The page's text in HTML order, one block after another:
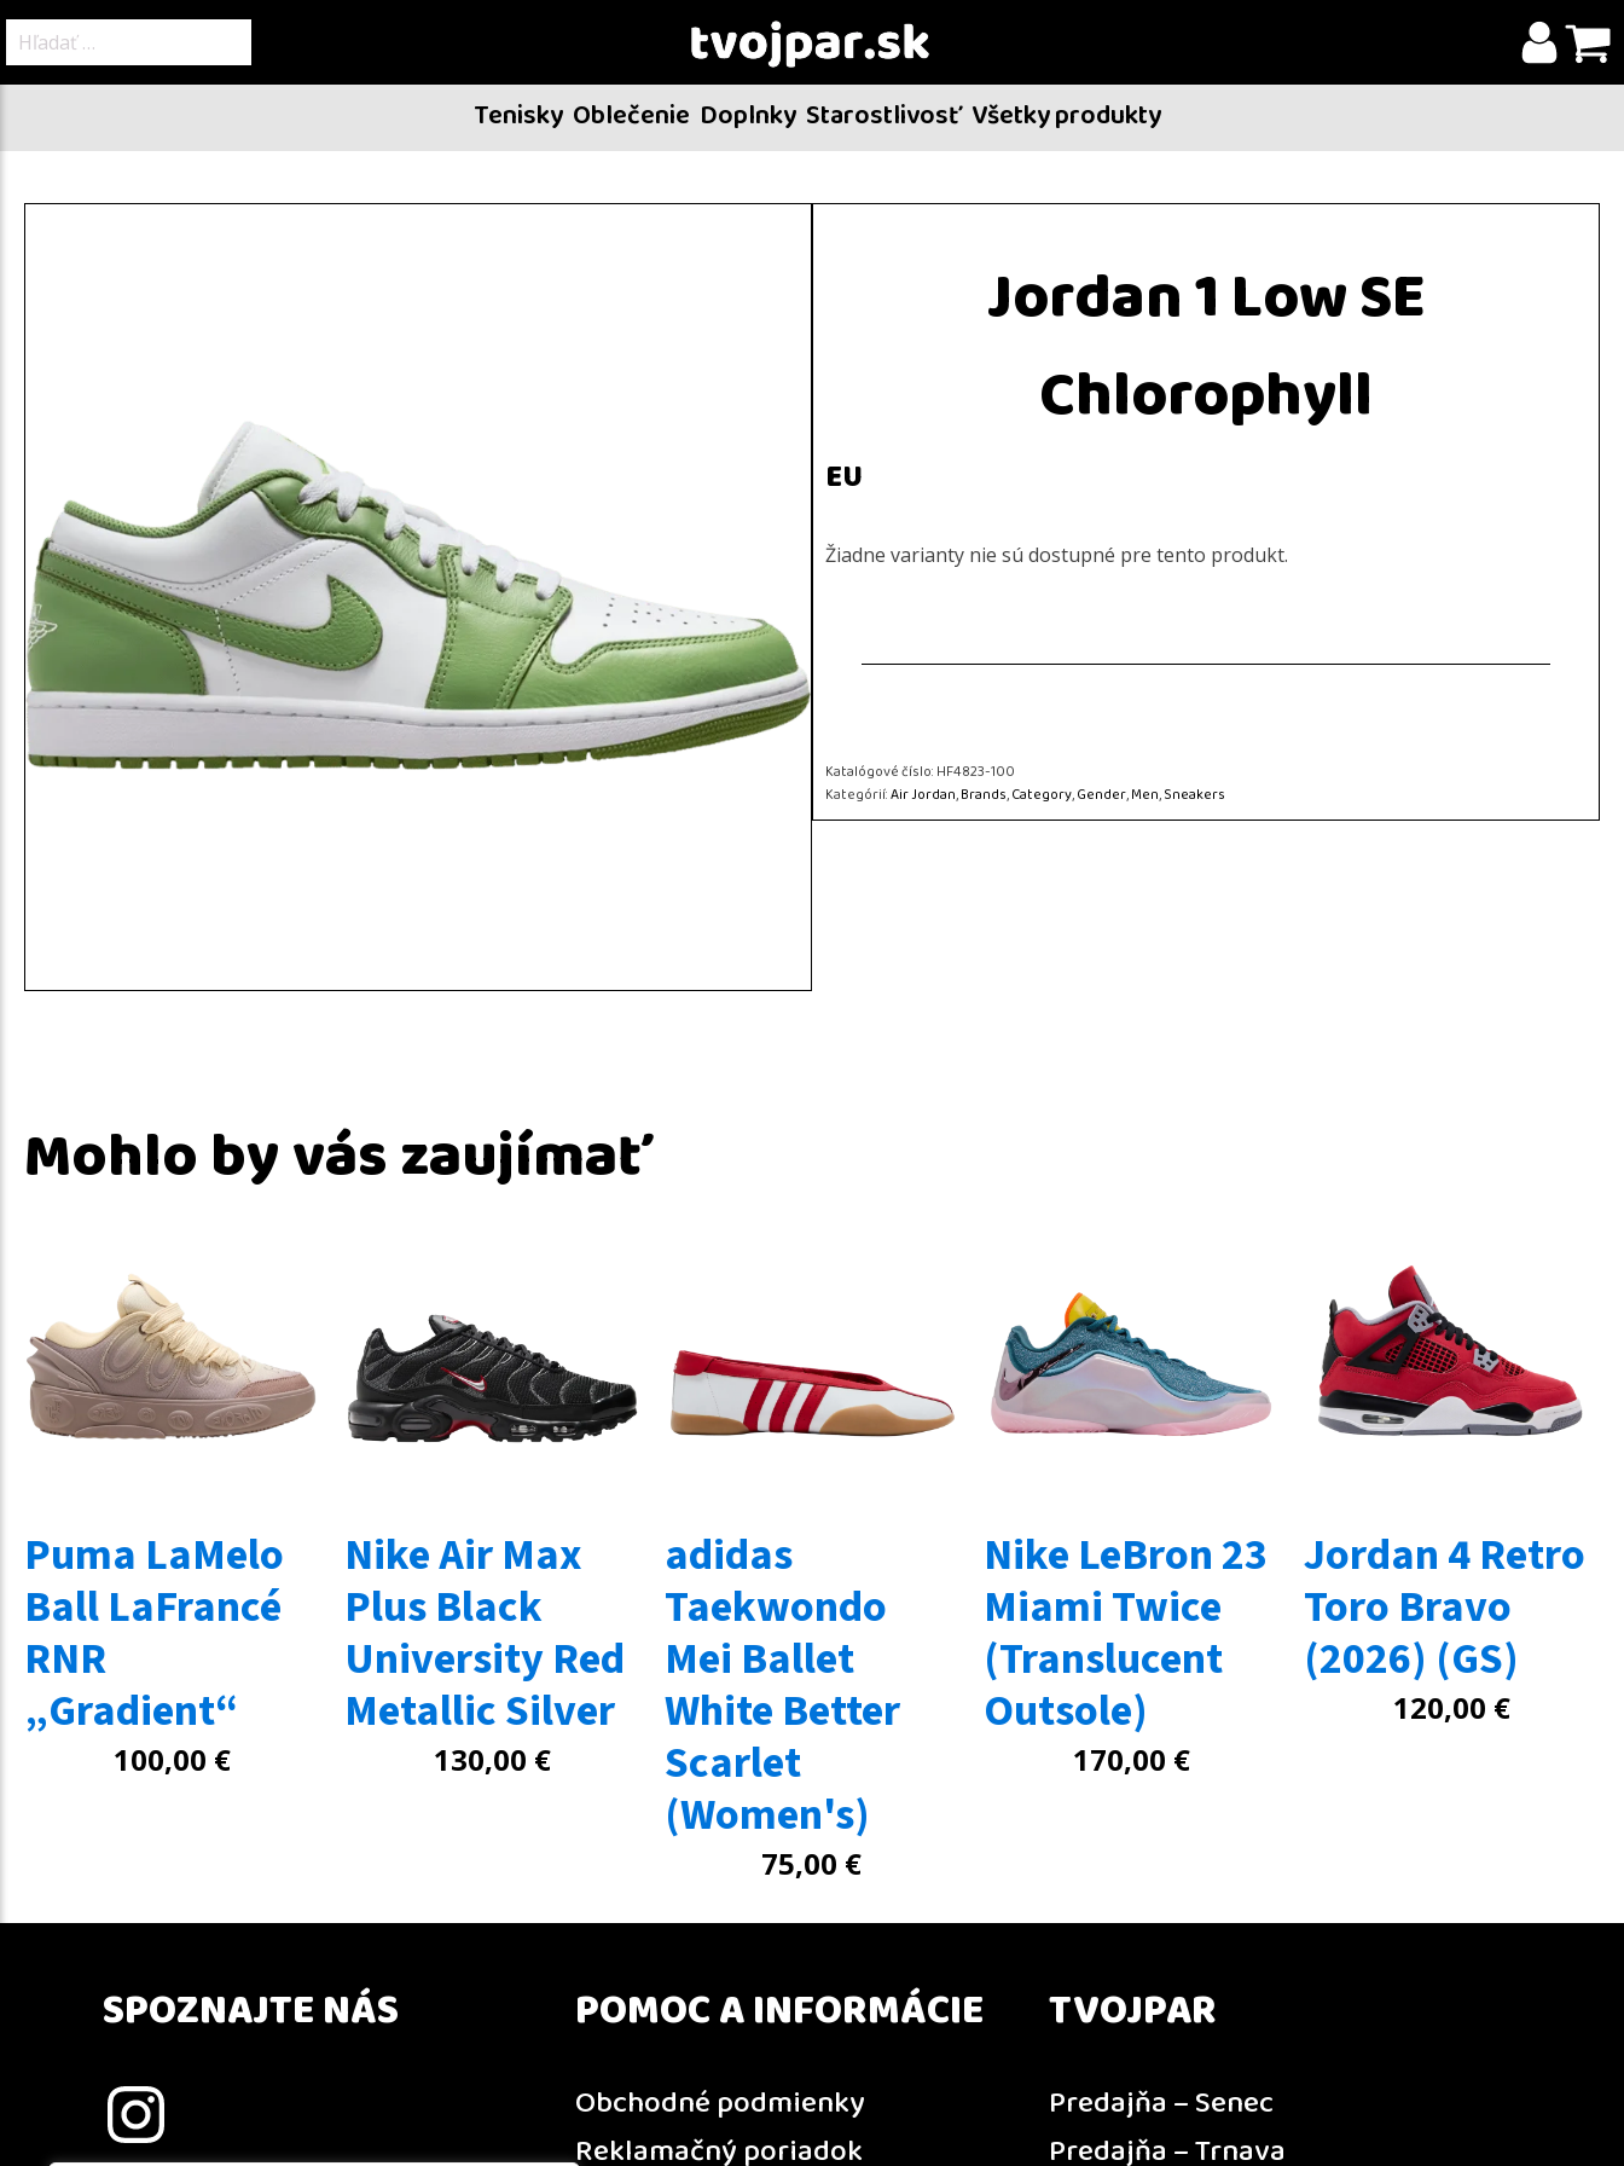
Tenisky Oblečenie Doplnky Starostlivosť Všetky produkty
Jordan 1 Low SE
Chlorophyll
EU
Žiadne varianty nie sú dostupné pre tento produkt.
Katalógové číslo:HF4823-100
Kategórií:Air Jordan,Brands,Category,Gender,Men,Sneakers
Mohlo by vás zaujímať
Puma LaMelo
Ball LaFrancé
RNR
„Gradient“
100,00 €
Nike Air Max
Plus Black
University Red
Metallic Silver
130,00 €
adidas
Taekwondo
Mei Ballet
White Better
Scarlet
(Women's)
75,00 €
Nike LeBron 23
Miami Twice
(Translucent
Outsole)
170,00 €
Jordan 4 Retro
Toro Bravo
(2026) (GS)
120,00 €
SPOZNAJTE NÁS POMOC A INFORMÁCIE
Obchodné podmienky
Reklamačný poriadok
TVOJPAR
Predajňa – Senec
Predajňa – Trnava